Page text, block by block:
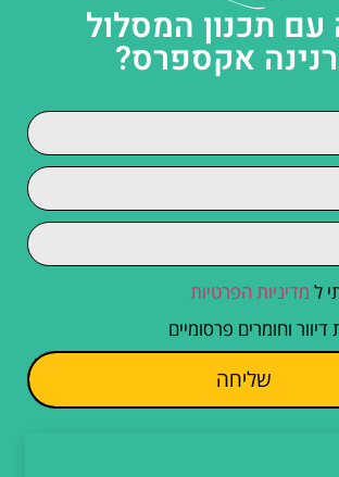
עם תכנון המסלול
אקספרס?
ל מדיניות הפרטיות
וחומרים פרסומיים
שליחה